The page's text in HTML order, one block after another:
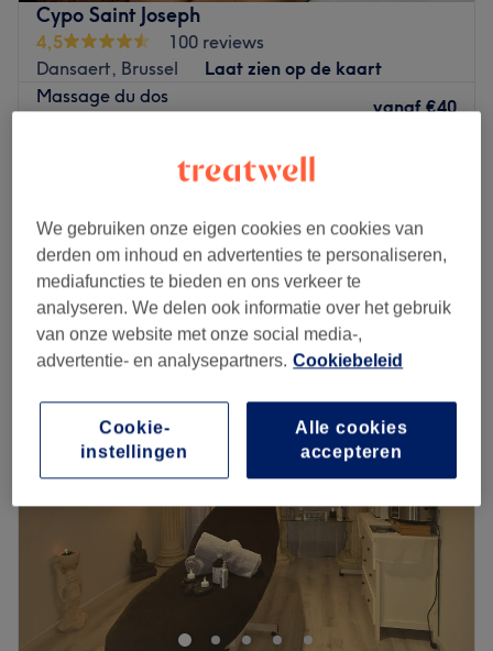
Cypo Saint Joseph
4,5
100 reviews
Dansaert, Brussel
Laat zien op de kaart
Massage du dos
vanaf €40
Massage de la nuque
Massage des épaules
30 min - 2 uur
vanaf
Kort overzicht salongegevens
Maandag 11:00
Dinsdag
11:00–22:00
Donderdag
11:00–22:00
Vrijdag
11:00–22:00
Zaterdag
11:00–22:00
Zondag
11:00–22:00
Cypo Saint Joseph est un salon de massage situé dans le
centre-ville de Bruxelles, près des halles de Saint-Géry.
Venez découvrir l'incroyable gamme de massages que
vous propose cet établissement : massages orientaux,
We gebruiken onze eigen cookies en cookies van
derden om inhoud en advertenties te personaliseren,
mediafuncties te bieden en ons verkeer te
analyseren. We delen ook informatie over het gebruik
van onze website met onze social media-,
advertentie- en analysepartners. Cookiebeleid
Alle cookies
accepteren
Cookie-
instellingen